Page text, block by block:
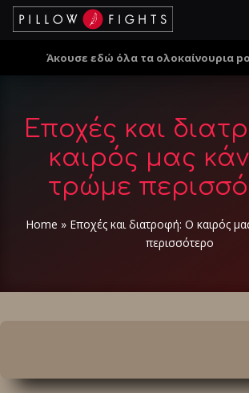
Άκουσε εδώ όλα τα ολοκαίνουρια
Εποχές και
καιρός μας
τρώμε
Home » Εποχές και διατροφή: Ο καιρός
περισσότερο